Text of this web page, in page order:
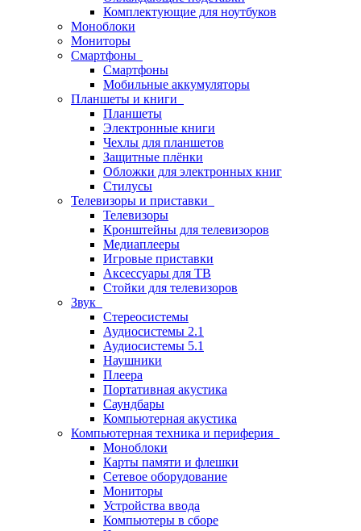
Комплектующие для ноутбуков
Моноблоки
Мониторы
Смартфоны
Смартфоны
Мобильные аккумуляторы
Планшеты и книги
Планшеты
Электронные книги
Чехлы для планшетов
Защитные плёнки
Обложки для электронных книг
Стилусы
Телевизоры и приставки
Телевизоры
Кронштейны для телевизоров
Медиаплееры
Игровые приставки
Аксессуары для ТВ
Стойки для телевизоров
Звук
Стереосистемы
Аудиосистемы 2.1
Аудиосистемы 5.1
Наушники
Плеера
Портативная акустика
Саундбары
Компьютерная акустика
Компьютерная техника и периферия
Моноблоки
Карты памяти и флешки
Сетевое оборудование
Мониторы
Устройства ввода
Компьютеры в сборе